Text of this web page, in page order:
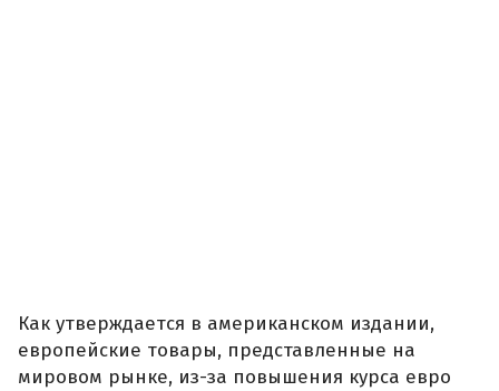
Как утверждается в американском издании,
европейские товары, представленные на
мировом рынке, из-за повышения курса евро